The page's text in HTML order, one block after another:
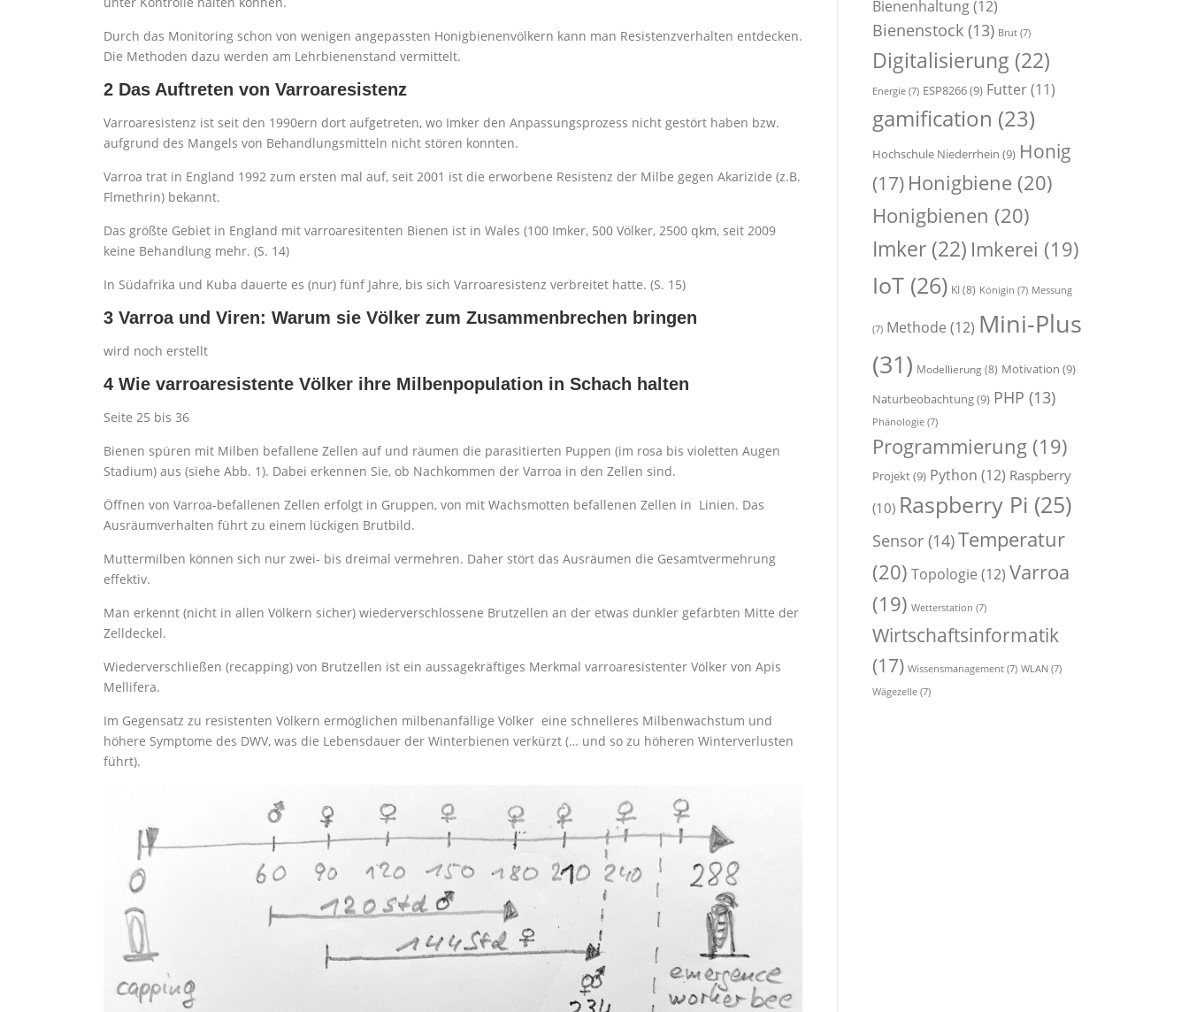
Durch das Monitoring schon von wenigen angepassten Honigbienenvölkern kann man Resistenzverhalten entdecken.
Die Methoden dazu werden am Lehrbienenstand vermittelt.
2 Das Auftreten von Varroaresistenz
Varroaresistenz ist seit den 1990ern dort aufgetreten, wo Imker den Anpassungsprozess nicht gestört haben bzw.
aufgrund des Mangels von Behandlungsmitteln nicht stören konnten.
Varroa trat in England 1992 zum ersten mal auf, seit 2001 ist die erworbene Resistenz der Milbe gegen Akarizide (z.B.
Flmethrin) bekannt.
Das größte Gebiet in England mit varroaresitenten Bienen ist in Wales (100 Imker, 500 Völker, 2500 qkm, seit 2009
keine Behandlung mehr. (S. 14)
In Südafrika und Kuba dauerte es (nur) fünf Jahre, bis sich Varroaresistenz verbreitet hatte. (S. 15)
3 Varroa und Viren: Warum sie Völker zum Zusammenbrechen bringen
wird noch erstellt
4 Wie varroaresistente Völker ihre Milbenpopulation in Schach halten
Seite 25 bis 36
Bienen spüren mit Milben befallene Zellen auf und räumen die parasitierten Puppen (im rosa bis violetten Augen
Stadium) aus (siehe Abb. 1). Dabei erkennen Sie, ob Nachkommen der Varroa in den Zellen sind.
Öffnen von Varroa-befallenen Zellen erfolgt in Gruppen, von mit Wachsmotten befallenen Zellen in Linien. Das
Ausräumverhalten führt zu einem lückigen Brutbild.
Muttermilben können sich nur zwei- bis dreimal vermehren. Daher stört das Ausräumen die Gesamtvermehrung
effektiv.
Man erkennt (nicht in allen Völkern sicher) wiederverschlossene Brutzellen an der etwas dunkler gefärbten Mitte der
Zelldeckel.
Wiederverschließen (recapping) von Brutzellen ist ein aussagekräftiges Merkmal varroaresistenter Völker von Apis
Mellifera.
Im Gegensatz zu resistenten Völkern ermöglichen milbenanfällige Völker eine schnelleres Milbenwachstum und
höhere Symptome des DWV, was die Lebensdauer der Winterbienen verkürzt (… und so zu höheren Winterverlusten
führt).
Bienenhaltung(12)
Bienenstock (13) Brut (7)
Digitalisierung (22)
Energie (7) ESP8266(9) Futter(11)
gamification (23)
Hochschule Niederrhein (9) Honig
(17) Honigbiene (20)
Honigbienen (20)
Imker (22) Imkerei (19)
IoT (26) KI(8) Königin (7) Messung
(7) Methode (12) Mini-Plus
(31) Modellierung(8) Motivation (9)
Naturbeobachtung(9) PHP (13)
Phänologie (7)
Programmierung (19)
Projekt(9) Python (12) Raspberry
(10) Raspberry Pi (25)
Sensor (14)Temperatur
(20) Topologie (12) Varroa
(19) Wetterstation (7)
Wirtschaftsinformatik
(17) Wissensmanagement (7) WLAN (7)
Wägezelle (7)